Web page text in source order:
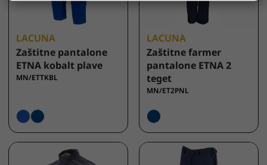
LACUNA
Zaštitne pantalone
ETNA kobalt plave
MN/ETTKBL
LACUNA
Zaštitne farmer
pantalone ETNA 2
teget
MN/ET2PNL